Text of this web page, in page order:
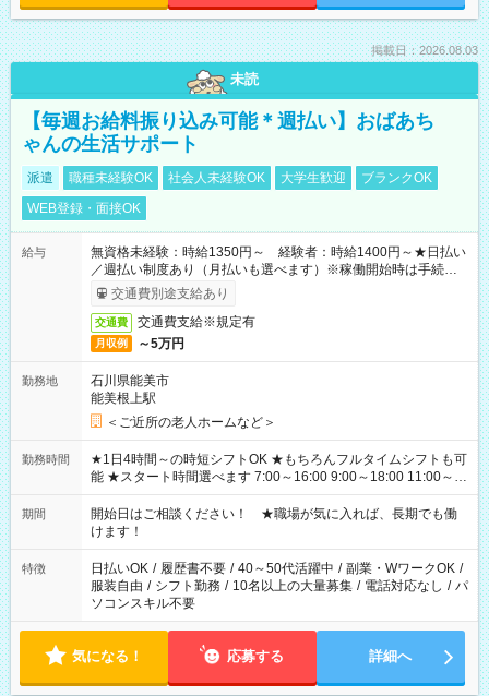
掲載日：2026.08.03
未読
【毎週お給料振り込み可能＊週払い】おばあち
ゃんの生活サポート
派遣 職種未経験OK 社会人未経験OK 大学生歓迎
ブランクOK
WEB登録・面接OK
給与
無資格未経験：時給1350円～ 経験者：時給1400円～★日払い
／週払い制度あり（月払いも選べます）※稼働開始時は手続き完
了次第のお支払いとなります。
交通費別途支給あり
交通費 交通費支給※規定有
月収例 ～5万円
勤務地
石川県能美市
能美根上駅
＜ご近所の老人ホームなど＞
勤務時間
★1日4時間～の時短シフトOK ★もちろんフルタイムシフトも可
能 ★スタート時間選べます 7:00～16:00 9:00～18:00 11:00～
20:00 など 残業なし！ ※Wワークの場合、他のお仕事と合わせ
週40時間超の就業はご案内できません ※法令に基づき、週20時
間以上勤務は社会保険への加入対象となります ※労働者派遣法
（日雇い派遣の原則禁止）により、短時間・短期間の就業はご
案内が難しい場合があります
期間
開始日はご相談ください！ ★職場が気に入れば、長期でも働
けます！
特徴 日払いOK / 履歴書不要 / 40～50代活躍中 / 副業・WワークOK /
服装自由 / シフト勤務 / 10名以上の大量募集 / 電話対応なし / パ
ソコンスキル不要
気になる！ 応募する 詳細へ